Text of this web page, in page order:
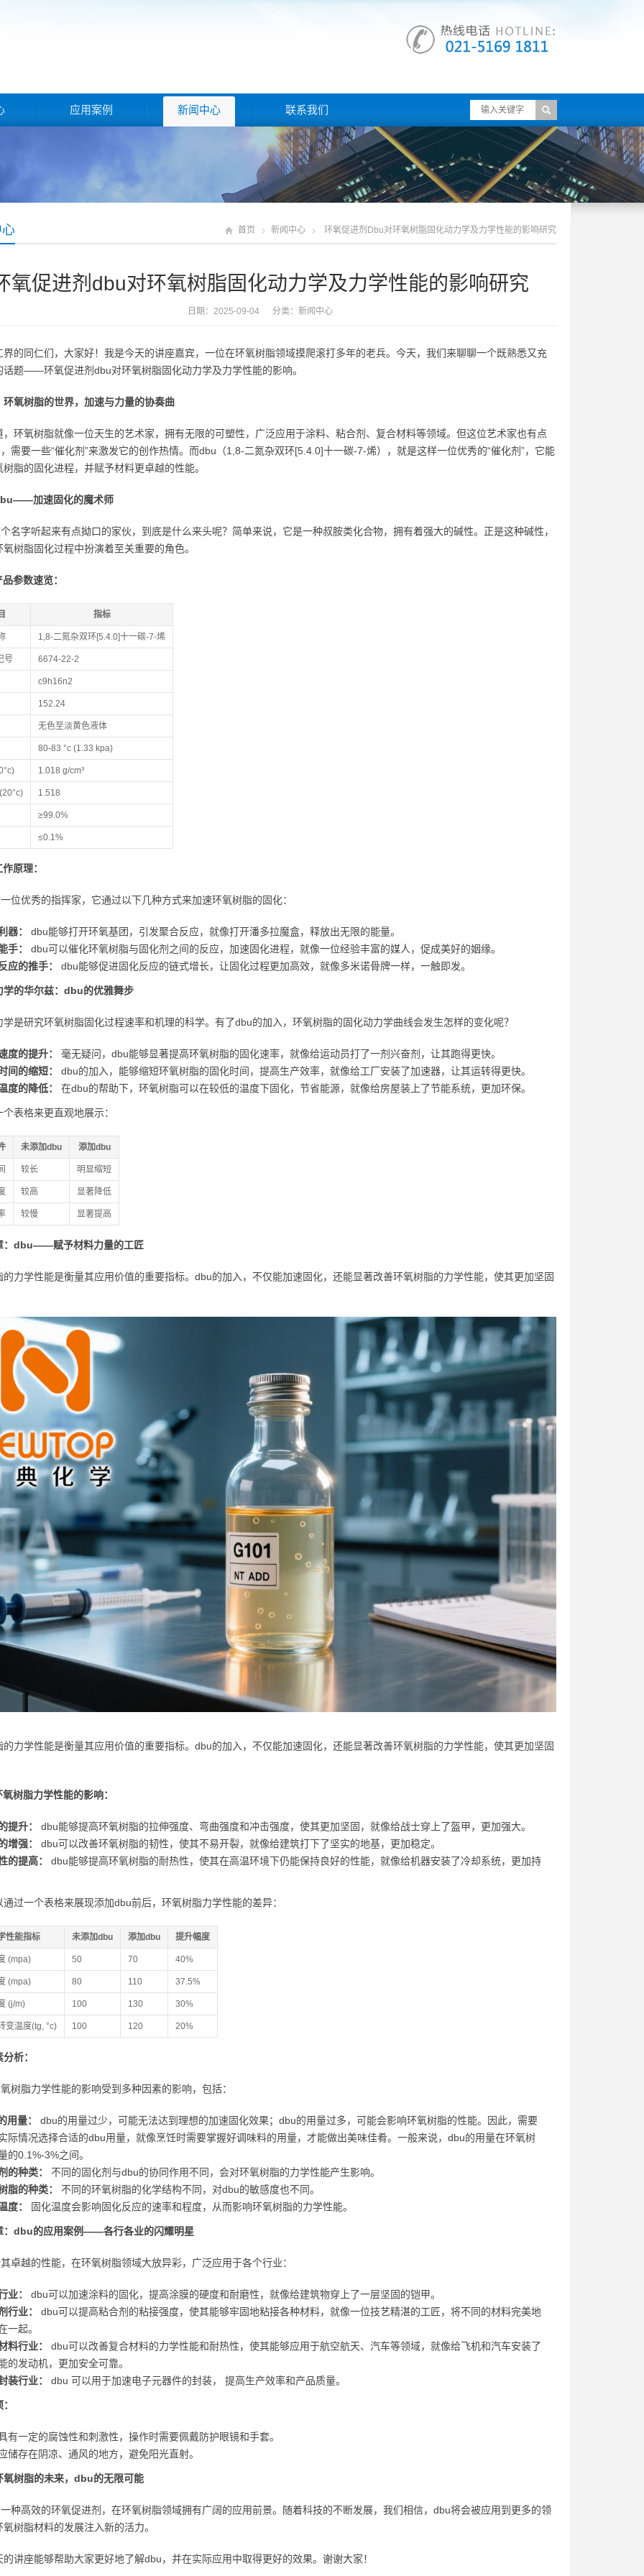
应用案例 新闻中心 联系我们
首页 新闻中心 环氧促进剂dbu对环氧树脂固化动力学及力学性能的影响研究
氧促进剂dbu对环氧树脂固化动力学及力学性能的影响研究
日期：2025-09-04 分类： 新闻中心
界的同仁们，大家好！我是今天的讲座嘉宾，一位在环氧树脂领域摸爬滚打多年的老兵。今天，我们来聊聊一个既熟悉又充
话题——环氧促进剂dbu对环氧树脂固化动力学及力学性能的影响。
环氧树脂的世界，加速与力量的协奏曲
，环氧树脂就像一位天生的艺术家，拥有无限的可塑性，广泛应用于涂料、粘合剂、复合材料等领域。但这位艺术家也有点
，需要一些“催化剂”来激发它的创作热情。而dbu（1,8-二氮杂双环[5.4.0]十一碳-7-烯），就是这样一位优秀的“催化剂”，它能
树脂的固化进程，并赋予材料更卓越的性能。
加速固化的魔术师
名字听起来有点拗口的家伙，到底是什么来头呢？简单来说，它是一种叔胺类化合物，拥有着强大的碱性。正是这种碱性，
氧树脂固化过程中扮演着至关重要的角色。
参数速览：
指标
1,8-二氮杂双环[5.4.0]十一碳-7-烯
号 6674-22-2
c9h16n2
152.24
无色至淡黄色液体
80-83 °c (1.33 kpa)
1.018 g/cm³
1.518
≥99.0%
≤0.1%
原理：
位优秀的指挥家，它通过以下几种方式来加速环氧树脂的固化：
器：
dbu能够打开环氧基团，引发聚合反应，就像打开潘多拉魔盒，释放出无限的能量。
手：
dbu可以催化环氧树脂与固化剂之间的反应，加速固化进程，就像一位经验丰富的媒人，促成美好的姻缘。
应的推手：
dbu能够促进固化反应的链式增长，让固化过程更加高效，就像多米诺骨牌一样，一触即发。
学的华尔兹：dbu的优雅舞步
学是研究环氧树脂固化过程速率和机理的科学。有了dbu的加入，环氧树脂的固化动力学曲线会发生怎样的变化呢？
度的提升：
毫无疑问，dbu能够显著提高环氧树脂的固化速率，就像给运动员打了一剂兴奋剂，让其跑得更快。
间的缩短：
dbu的加入，能够缩短环氧树脂的固化时间，提高生产效率，就像给工厂安装了加速器，让其运转得更快。
度的降低：
在dbu的帮助下，环氧树脂可以在较低的温度下固化，节省能源，就像给房屋装上了节能系统，更加环保。
表格来更直观地展示：
未添加dbu 添加dbu
较长 明显缩短
较高 显著降低
较慢 显著提高
：dbu——赋予材料力量的工匠
的力学性能是衡量其应用价值的重要指标。dbu的加入，不仅能加速固化，还能显著改善环氧树脂的力学性能，使其更加坚固
的力学性能是衡量其应用价值的重要指标。dbu的加入，不仅能加速固化，还能显著改善环氧树脂的力学性能，使其更加坚固
树脂力学性能的影响：
提升：
dbu能够提高环氧树脂的拉伸强度、弯曲强度和冲击强度，使其更加坚固，就像给战士穿上了盔甲，更加强大。
增强：
dbu可以改善环氧树脂的韧性，使其不易开裂，就像给建筑打下了坚实的地基，更加稳定。
的提高：
dbu能够提高环氧树脂的耐热性，使其在高温环境下仍能保持良好的性能，就像给机器安装了冷却系统，更加持
通过一个表格来展现添加dbu前后，环氧树脂力学性能的差异：
性能指标 未添加dbu 添加dbu 提升幅度
(mpa) 50 70 40%
(mpa) 80 110 37.5%
(j/m) 100 130 30%
变温度(tg, °c) 100 120 20%
析：
树脂力学性能的影响受到多种因素的影响，包括：
用量：
dbu的用量过少，可能无法达到理想的加速固化效果；dbu的用量过多，可能会影响环氧树脂的性能。因此，需要
际情况选择合适的dbu用量，就像烹饪时需要掌握好调味料的用量，才能做出美味佳肴。一般来说，dbu的用量在环氧树
的0.1%-3%之间。
的种类：
不同的固化剂与dbu的协同作用不同，会对环氧树脂的力学性能产生影响。
脂的种类：
不同的环氧树脂的化学结构不同，对dbu的敏感度也不同。
度：
固化温度会影响固化反应的速率和程度，从而影响环氧树脂的力学性能。
：dbu的应用案例——各行各业的闪耀明星
卓越的性能，在环氧树脂领域大放异彩，广泛应用于各个行业：
业：
dbu可以加速涂料的固化，提高涂膜的硬度和耐磨性，就像给建筑物穿上了一层坚固的铠甲。
行业：
dbu可以提高粘合剂的粘接强度，使其能够牢固地粘接各种材料，就像一位技艺精湛的工匠，将不同的材料完美地
一起。
料行业：
dbu可以改善复合材料的力学性能和耐热性，使其能够应用于航空航天、汽车等领域，就像给飞机和汽车安装了
的发动机，更加安全可靠。
装行业：
dbu 可以用于加速电子元器件的封装， 提高生产效率和产品质量。
有一定的腐蚀性和刺激性，操作时需要佩戴防护眼镜和手套。
储存在阴凉、通风的地方，避免阳光直射。
氧树脂的未来，dbu的无限可能
种高效的环氧促进剂，在环氧树脂领域拥有广阔的应用前景。随着科技的不断发展，我们相信，dbu将会被应用到更多的领
树脂材料的发展注入新的活力。
的讲座能够帮助大家更好地了解dbu，并在实际应用中取得更好的效果。谢谢大家！